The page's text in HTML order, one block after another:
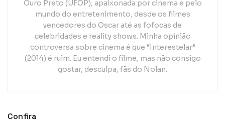
Ouro Preto (UFOP), apaixonada por cinema e pelo
mundo do entretenimento, desde os filmes
vencedores do Oscar até as fofocas de
celebridades e reality shows. Minha opinião
controversa sobre cinema é que “Interestelar”
(2014) é ruim. Eu entendi o filme, mas não consigo
gostar, desculpa, fãs do Nolan.
Confira